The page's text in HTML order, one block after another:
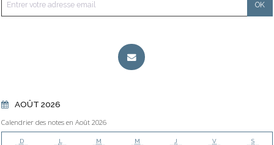
AOÛT 2026
Calendrier des notes en Août 2026
D L M M J V S